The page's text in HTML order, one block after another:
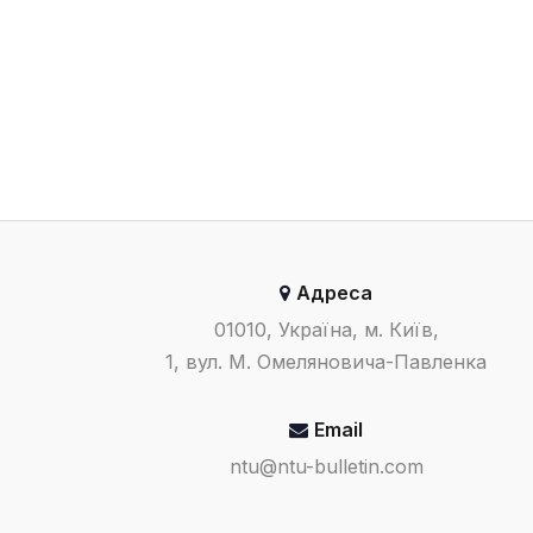
Адреса
01010, Україна, м. Київ,
1, вул. М. Омеляновича-Павленка
Email
ntu@ntu-bulletin.com